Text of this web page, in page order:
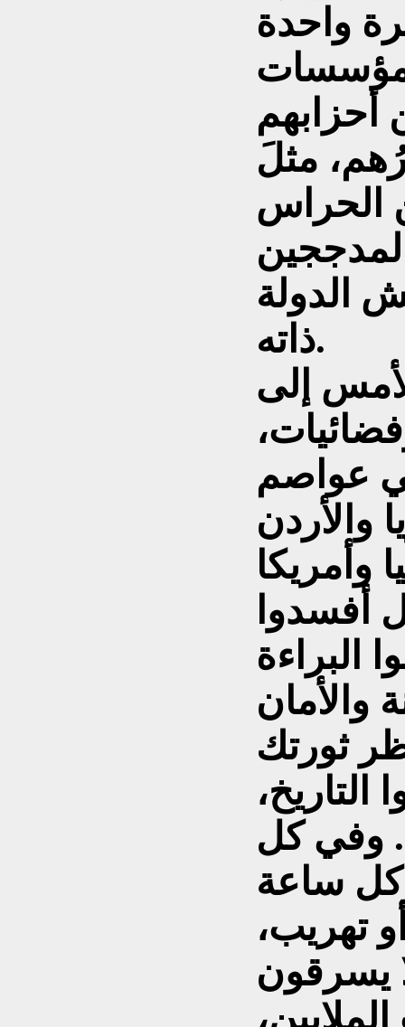
أحزابهم
مثلَ
الحراس
الدولة
ذاته.
إلى
عواصم
والأردن
أفسدوا
البراءة
ننتظر ثورتك
وفي كل
ساعة
تهريب،
يسرقون